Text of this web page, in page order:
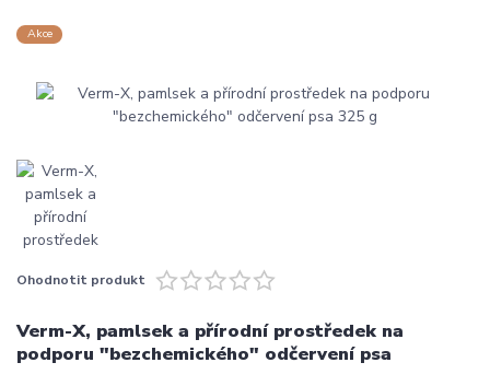
Akce
Ohodnotit produkt
Verm-X, pamlsek a přírodní prostředek na
podporu "bezchemického" odčervení psa